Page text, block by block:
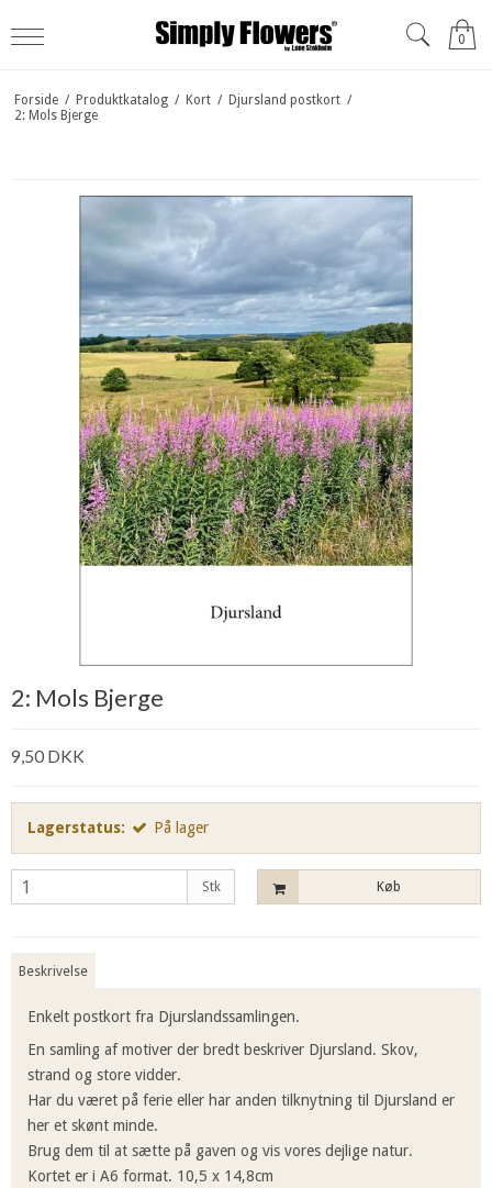
0
Forside / Produktkatalog / Kort / Djursland postkort /
2: Mols Bjerge
2: Mols Bjerge
9,50 DKK
Lagerstatus: På lager
Stk Køb
Beskrivelse
Enkelt postkort fra Djurslandssamlingen.
En samling af motiver der bredt beskriver Djursland. Skov,
strand og store vidder.
Har du været på ferie eller har anden tilknytning til Djursland er
her et skønt minde.
Brug dem til at sætte på gaven og vis vores dejlige natur.
Kortet er i A6 format. 10,5 x 14,8cm